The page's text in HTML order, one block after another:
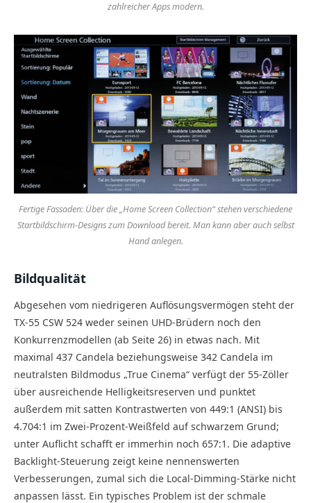
zahlreicher Apps modern.
Fertige Fassaden: Über die „Home Screen Collection“ stehen verschiedene
Startbildschirm-Designs zum Download bereit. Man kann aber auch selbst
Hand anlegen.
Bildqualität
Abgesehen vom niedrigeren Auflösungsvermögen steht der
TX-55 CSW 524 weder seinen UHD-Brüdern noch den
Konkurrenzmodellen (ab Seite 26) in etwas nach. Mit
maximal 437 Candela beziehungsweise 342 Candela im
neutralsten Bildmodus „True Cinema“ verfügt der 55-Zöller
über ausreichende Helligkeitsreserven und punktet
außerdem mit satten Kontrastwerten von 449:1 (ANSI) bis
4.704:1 im Zwei-Prozent-Weißfeld auf schwarzem Grund;
unter Auflicht schafft er immerhin noch 657:1. Die adaptive
Backlight-Steuerung zeigt keine nennenswerten
Verbesserungen, zumal sich die Local-Dimming-Stärke nicht
anpassen lässt. Ein typisches Problem ist der schmale